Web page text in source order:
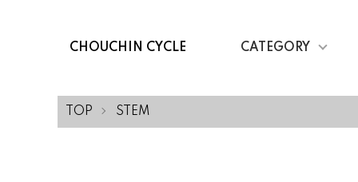
CHOUCHIN CYCLE CATEGORY
TOP STEM